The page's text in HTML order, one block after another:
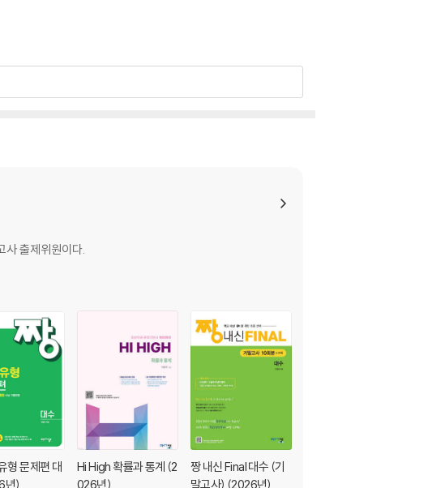
사 출제위원이다.
형 문제편 대
년)
Hi High 확률과 통계 (2
026년)
짱 내신 Final 대수 (기
말고사) (2026년)